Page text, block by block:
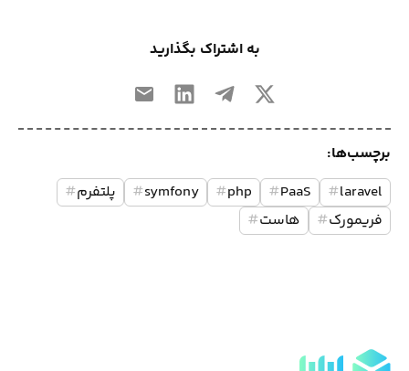
به اشتراک بگذارید
برچسب‌ها:
laravel
#
PaaS
#
php
#
symfony
# پلتفرم#
فریمورک# هاست#